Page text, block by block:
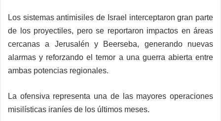
Los sistemas antimisiles de Israel interceptaron gran parte
de los proyectiles, pero se reportaron impactos en áreas
cercanas a Jerusalén y Beerseba, generando nuevas
alarmas y reforzando el temor a una guerra abierta entre
ambas potencias regionales.
La ofensiva representa una de las mayores operaciones
misilísticas iraníes de los últimos meses.